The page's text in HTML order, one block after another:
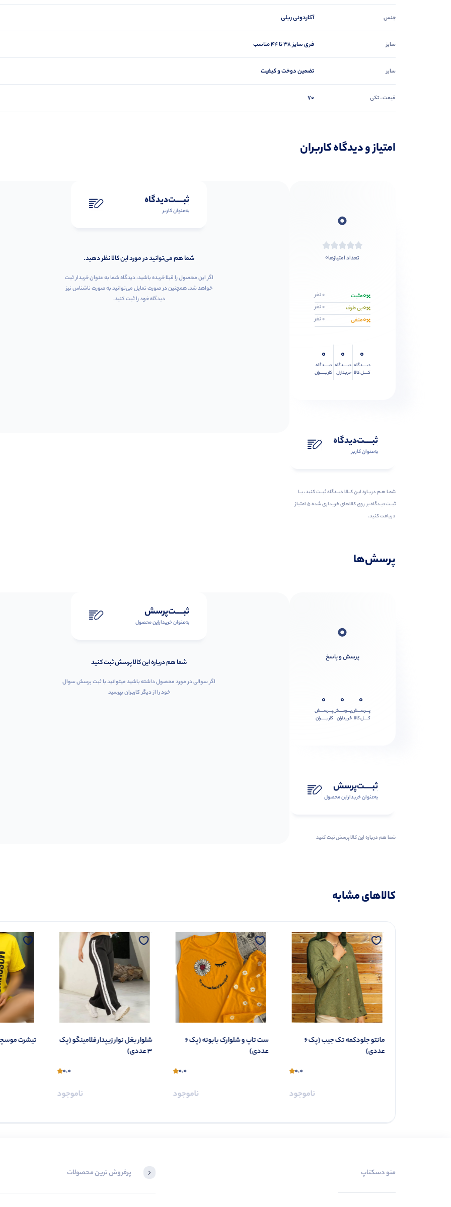
جنس آكاردونى ريلى
سایز فری سایز ۳۸ تا ۴۴ مناسب
سایر تضمین دوخت و کیفیت
قیمت-تکی 70
امتیاز و دیدگاه کاربران
0
تعداد امتیازها0
0مثبت 0 نفر
0بی طرف 0 نفر
0منفی 0 نفر
0
دیــــدگاه
کــــل کالا
0
دیــــدگاه
خریداران
0
دیــــدگاه
کاربـــــران
ثبـــــت‌دیدگاه
به‌عنوان کاربر
شمـا هـم دربـاره ایـن کــالا دیــدگاه ثبــت کنید، بــا
ثبــت‌دیـدگاه بر روی کالاهای خریداری شده ۵ امتیاز
دریافت کنید.
ثبـــــت‌دیدگاه
به‌عنوان کاربر
شما هم می‌توانید در مورد این کالا نظر دهید.
اگر این محصول را قبلا خریده باشید، دیدگاه شما به عنوان خریدار ثبت
خواهد شد. همچنین در صورت تمایل می‌توانید به صورت ناشناس نیز
دیدگاه خود را ثبت کنید.
پرسش‌ها
0
پرسش و پاسخ
0
پـــرســـش
کــــل کالا
0
پـــرســـش
خریداران
0
پـــرســـش
کاربـــــران
ثبـــــت‌پرسش
به‌عنوان ‌خریدار‌این‌ محصول
شما هم درباره این کالا پرسش ثبت کنید
ثبـــــت‌پرسش
به‌عنوان ‌خریدار‌این‌ محصول
شما هم درباره این کالا پرسش ثبت کنید
اگر سوالی در مورد محصول داشته باشید میتوانید با ثبت پرسش سوال
خود را از دیگر کاربران بپرسید
کالاهای مشابه
مانتو جلودکمه تک جیب (پک 6
عددی)
0.0
ناموجود
ست تاپ و شلوارک بابونه (پک 6
عددی)
0.0
ناموجود
شلوار بغل نوار زیپدار فلامينگو (پک
3 عددی)
0.0
ناموجود
تیشرت موسچینو
منو دسکتاپ پرفروش ترین محصولات